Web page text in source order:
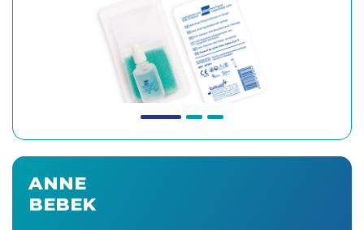
ANNE
BEBEK